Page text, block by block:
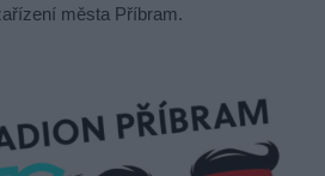
města Příbram.